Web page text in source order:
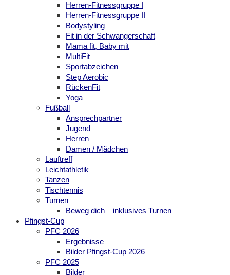
Herren-Fitnessgruppe I
Herren-Fitnessgruppe II
Bodystyling
Fit in der Schwangerschaft
Mama fit, Baby mit
MultiFit
Sportabzeichen
Step Aerobic
RückenFit
Yoga
Fußball
Ansprechpartner
Jugend
Herren
Damen / Mädchen
Lauftreff
Leichtathletik
Tanzen
Tischtennis
Turnen
Beweg dich – inklusives Turnen
Pfingst-Cup
PFC 2026
Ergebnisse
Bilder Pfingst-Cup 2026
PFC 2025
Bilder